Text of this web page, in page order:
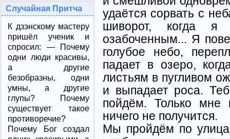
Случайная Притча
К дзэнскому мастеру
пришёл ученик и
спросил: — Почему
одни люди красивы,
а другие
безобразны, одни
умны, а другие
глупы? Почему
существует такое
противоречие?
Почему Бог создал
удаётся сорвать с
шиворот, когда я
озабоченным... Я
голубое небо,
падает в озеро,
листьям в пугливом
и выпадает роса.
пойдём. Только мне
ничего не получится.
Мы пройдём по